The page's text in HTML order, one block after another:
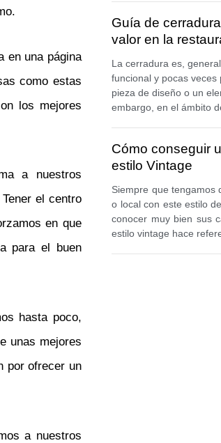
en una página
como estas
los mejores
a nuestros
el centro
en que
para el buen
hasta poco,
unas mejores
por ofrecer un
a nuestros
Guía de
valor en la
La cerradura es,
funcional y pocas veces
pieza de diseño o un
embargo, en el ámbito
Cómo conseguir
estilo Vintage
Siempre que tengamos
o local con este estilo
conocer muy bien sus
estilo vintage hace